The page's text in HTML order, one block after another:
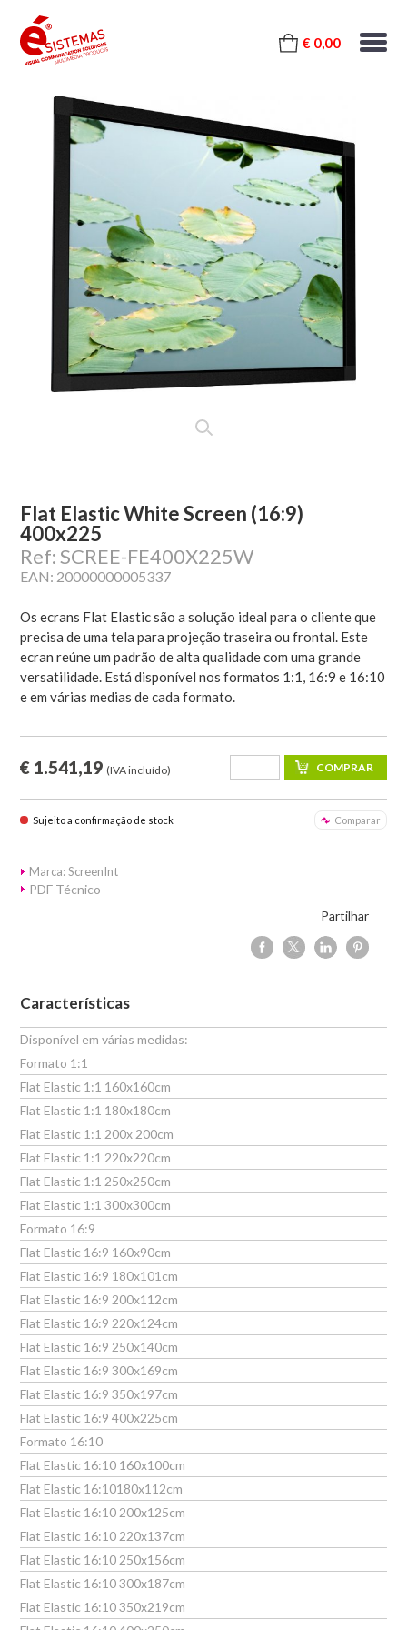
€ 0,00
Flat Elastic White Screen (16:9)
400x225
Ref: SCREE-FE400X225W
EAN: 20000000005337
Os ecrans Flat Elastic são a solução ideal para o cliente que
precisa de uma tela para projeção traseira ou frontal. Este
ecran reúne um padrão de alta qualidade com uma grande
versatilidade. Está disponível nos formatos 1:1, 16:9 e 16:10
e em várias medias de cada formato.
€ 1.541,19 (IVA incluído)
Sujeito a confirmação de stock Comparar
Marca: ScreenInt
PDF Técnico
Partilhar
Características
Disponível em várias medidas:
Formato 1:1
Flat Elastic 1:1 160x160cm
Flat Elastic 1:1 180x180cm
Flat Elastic 1:1 200x 200cm
Flat Elastic 1:1 220x220cm
Flat Elastic 1:1 250x250cm
Flat Elastic 1:1 300x300cm
Formato 16:9
Flat Elastic 16:9 160x90cm
Flat Elastic 16:9 180x101cm
Flat Elastic 16:9 200x112cm
Flat Elastic 16:9 220x124cm
Flat Elastic 16:9 250x140cm
Flat Elastic 16:9 300x169cm
Flat Elastic 16:9 350x197cm
Flat Elastic 16:9 400x225cm
Formato 16:10
Flat Elastic 16:10 160x100cm
Flat Elastic 16:10180x112cm
Flat Elastic 16:10 200x125cm
Flat Elastic 16:10 220x137cm
Flat Elastic 16:10 250x156cm
Flat Elastic 16:10 300x187cm
Flat Elastic 16:10 350x219cm